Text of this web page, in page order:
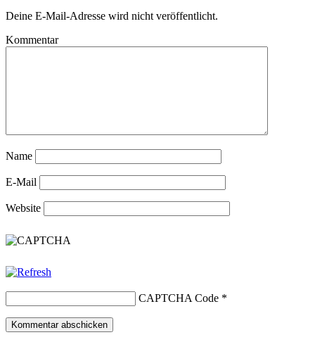
Deine E-Mail-Adresse wird nicht veröffentlicht.
Kommentar
Name
E-Mail
Website
CAPTCHA Code *